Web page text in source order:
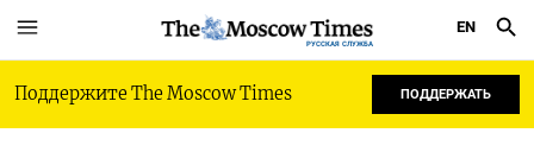
РУССКАЯ СЛУЖБА
EN
Поддержите The Moscow Times ПОДДЕРЖАТЬ